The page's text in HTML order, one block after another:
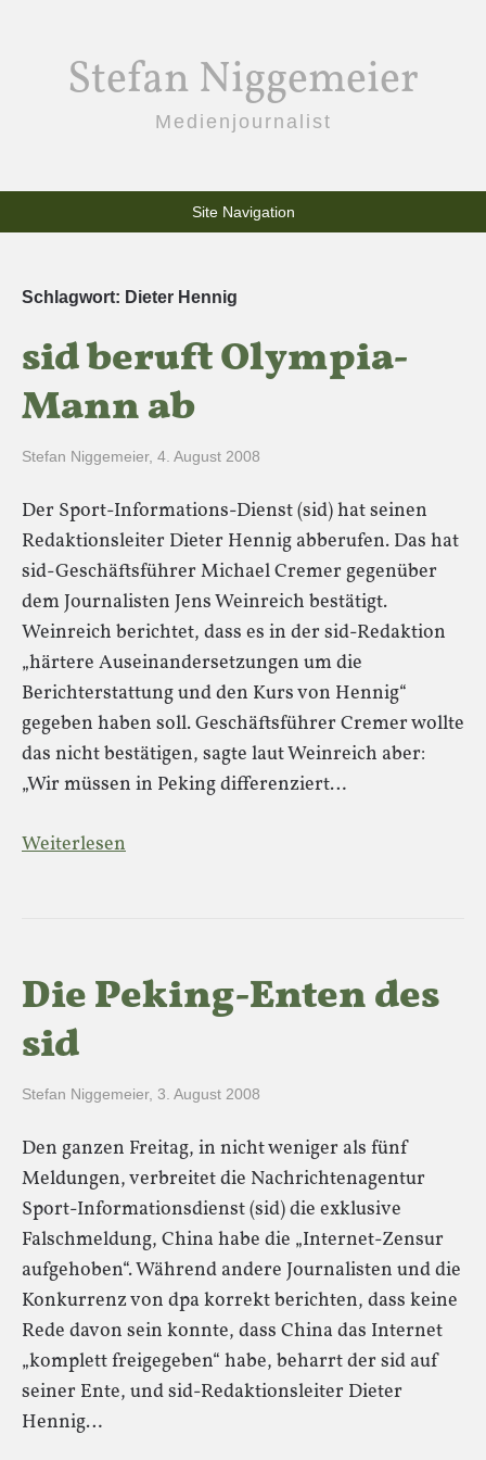
Stefan Niggemeier
Medienjournalist
Site Navigation
Schlagwort: Dieter Hennig
sid beruft Olympia-
Mann ab
Stefan Niggemeier, 4. August 2008
Der Sport-Informations-Dienst (sid) hat seinen
Redaktionsleiter Dieter Hennig abberufen. Das hat
sid-Geschäftsführer Michael Cremer gegenüber
dem Journalisten Jens Weinreich bestätigt.
Weinreich berichtet, dass es in der sid-Redaktion
„härtere Auseinandersetzungen um die
Berichterstattung und den Kurs von Hennig“
gegeben haben soll. Geschäftsführer Cremer wollte
das nicht bestätigen, sagte laut Weinreich aber:
„Wir müssen in Peking differenziert…
Weiterlesen
Die Peking-Enten des
sid
Stefan Niggemeier, 3. August 2008
Den ganzen Freitag, in nicht weniger als fünf
Meldungen, verbreitet die Nachrichtenagentur
Sport-Informationsdienst (sid) die exklusive
Falschmeldung, China habe die „Internet-Zensur
aufgehoben“. Während andere Journalisten und die
Konkurrenz von dpa korrekt berichten, dass keine
Rede davon sein konnte, dass China das Internet
„komplett freigegeben“ habe, beharrt der sid auf
seiner Ente, und sid-Redaktionsleiter Dieter
Hennig…